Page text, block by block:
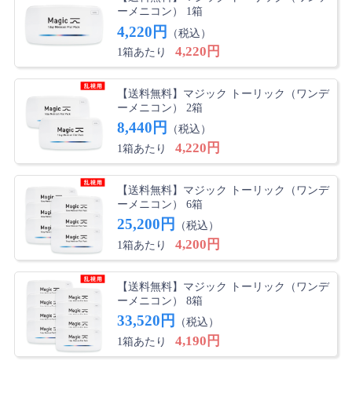
ーメニコン） 1箱
4,220円
（税込）
1箱あたり
4,220円
【送料無料】マジック トーリック（ワンデ
ーメニコン） 2箱
8,440円
（税込）
1箱あたり
4,220円
【送料無料】マジック トーリック（ワンデ
ーメニコン） 6箱
25,200円
（税込）
1箱あたり
4,200円
【送料無料】マジック トーリック（ワンデ
ーメニコン） 8箱
33,520円
（税込）
1箱あたり
4,190円